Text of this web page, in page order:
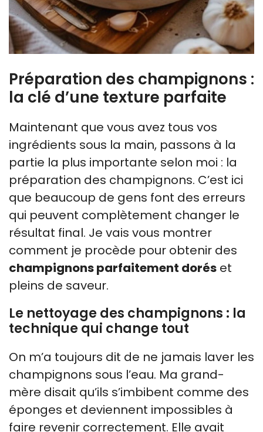
Préparation des champignons :
la clé d’une texture parfaite
Maintenant que vous avez tous vos
ingrédients sous la main, passons à la
partie la plus importante selon moi : la
préparation des champignons. C’est ici
que beaucoup de gens font des erreurs
qui peuvent complètement changer le
résultat final. Je vais vous montrer
comment je procède pour obtenir des
champignons parfaitement dorés et
pleins de saveur.
Le nettoyage des champignons : la
technique qui change tout
On m’a toujours dit de ne jamais laver les
champignons sous l’eau. Ma grand-
mère disait qu’ils s’imbibent comme des
éponges et deviennent impossibles à
faire revenir correctement. Elle avait